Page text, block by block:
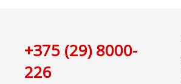
+375 (29) 8000-
226